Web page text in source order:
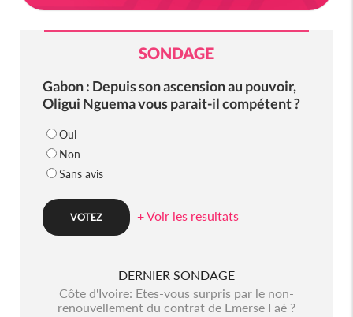
SONDAGE
Gabon : Depuis son ascension au pouvoir,
Oligui Nguema vous parait-il compétent ?
Oui
Non
Sans avis
+ Voir les resultats
DERNIER SONDAGE
Côte d'Ivoire: Etes-vous surpris par le non-
renouvellement du contrat de Emerse Faé ?